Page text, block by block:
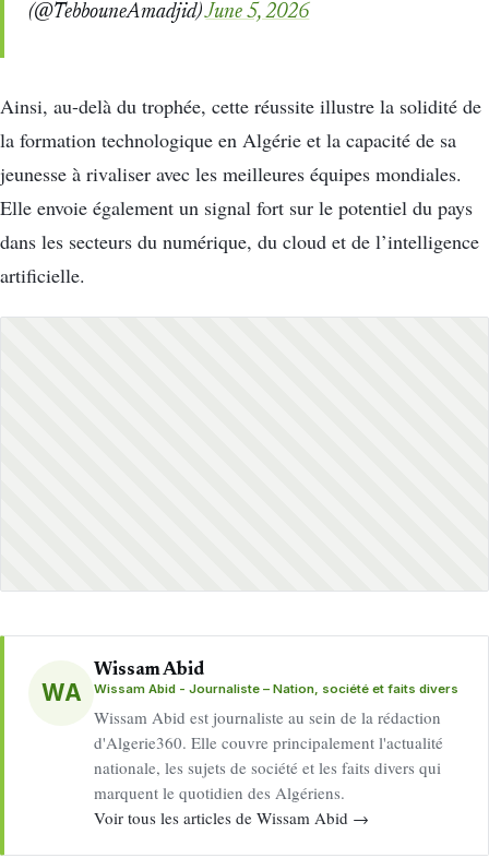
(@TebbouneAmadjid)June 5, 2026
Ainsi, au-delà du trophée, cette réussite illustre la solidité de
la formation technologique en Algérie et la capacité de sa
jeunesse à rivaliser avec les meilleures équipes mondiales.
Elle envoie également un signal fort sur le potentiel du pays
dans les secteurs du numérique, du cloud et de l’intelligence
artificielle.
WA
Wissam Abid
Wissam Abid - Journaliste – Nation, société et faits divers
Wissam Abid est journaliste au sein de la rédaction
d'Algerie360. Elle couvre principalement l'actualité
nationale, les sujets de société et les faits divers qui
marquent le quotidien des Algériens.
Voir tous les articles de Wissam Abid →